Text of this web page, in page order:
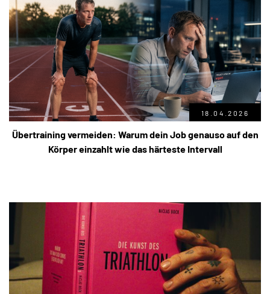
18.04.2026
Übertraining vermeiden: Warum dein Job genauso auf den
Körper einzahlt wie das härteste Intervall